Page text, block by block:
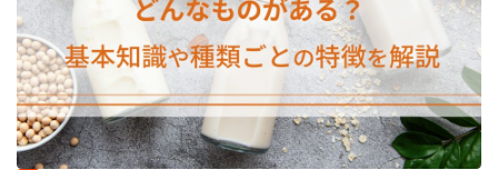
おすすめキーワード
粉末油脂ラード不足植物性ミルク食感改良
お問い合わせ